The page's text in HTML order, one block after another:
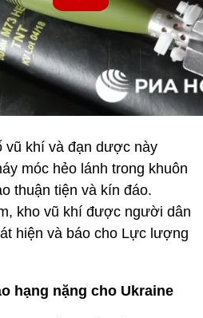
vũ khí và đạn dược này
móc hẻo lánh trong khuôn
thuận tiện và kín đáo.
kho vũ khí được người dân
hiện và báo cho Lực lượng
hạng nặng cho Ukraine